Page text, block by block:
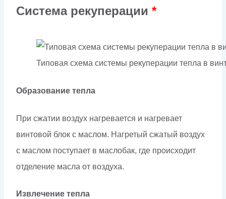
Система рекуперации *
Типовая схема системы рекуперации тепла в
Образование тепла
При сжатии воздух нагревается и нагревает
винтовой блок с маслом. Нагретый сжатый воздух
с маслом поступает в маслобак, где происходит
отделение масла от воздуха.
Извлечение тепла